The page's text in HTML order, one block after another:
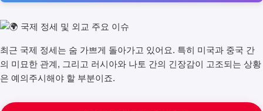
최근 국제 정세는 숨 가쁘게 돌아가고 있어요. 특히 미국과 중국 간
의 미묘한 관계, 그리고 러시아와 나토 간의 긴장감이 고조되는 상황
은 예의주시해야 할 부분이죠.